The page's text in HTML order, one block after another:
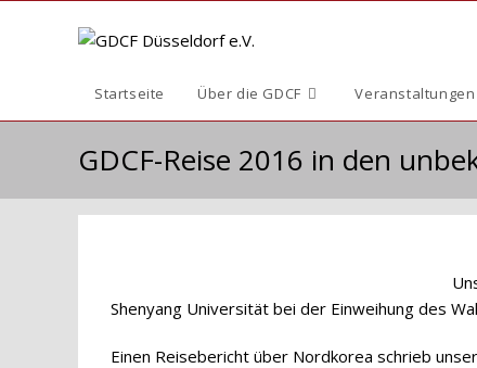
Startseite Über die GDCF Veranstaltungen
GDCF-Reise 2016 in den
Shenyang Universität bei der Einweihung des
Einen Reisebericht über Nordkorea schrieb